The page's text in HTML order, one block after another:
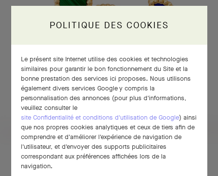
CLIQUEZ ET MAINTENEZ APPUYÉ
Cliquez
POLITIQUE DES COOKIES
Le présent site Internet utilise des cookies et technologies
similaires pour garantir le bon fonctionnement du Site et la
bonne prestation des services ici proposes. Nous utilisons
également divers services Google y compris la
personnalisation des annonces (pour plus d'informations,
veuillez consulter le
site Confidentialité et conditions d'utilisation de Google) ainsi
que nos propres cookies analytiques et ceux de tiers afin de
comprendre et d'améliorer l'expérience de navigation de
l'utilisateur, et d'envoyer des supports publicitaires
correspondant aux préférences affichées lors de la
navigation.